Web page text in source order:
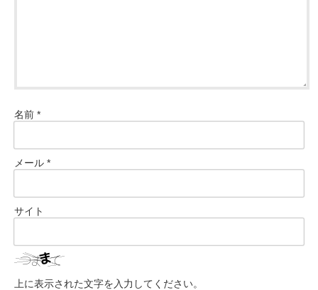
名前 *
メール *
サイト
上に表示された文字を入力してください。